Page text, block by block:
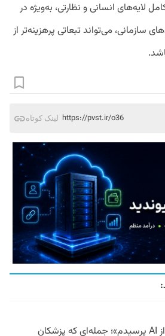
لایه‌های انسانی و نظارتی، به‌ویژه در
سازمانی، می‌تواند تبعاتی پرهزینه‌تر از
لینک کوتاه https://pvst.ir/o36
«اول از AI پرسیدم»؛ جمله‌ای که پزشکان